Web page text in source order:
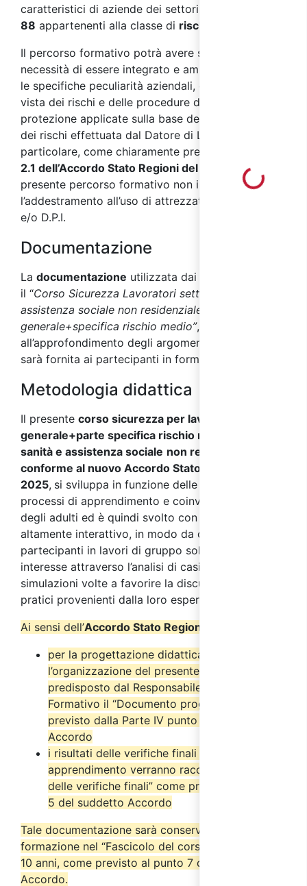
caratteristici di aziende dei settori
88 appartenenti alla classe di rischio medio
Il percorso formativo potrà avere successivamente
necessità di essere integrato e ampliato secondo
le specifiche peculiarità aziendali, dal punto di
vista dei rischi e delle procedure di prevenzione e
protezione applicate sulla base della valutazione
dei rischi effettuata dal Datore di Lavoro. In
particolare, come chiaramente precisato dal
2.1 dell’Accordo Stato Regioni del 17/04/2025
presente percorso formativo non include
l’addestramento all’uso di attrezzature di lavoro
e/o D.P.I.
Documentazione
La documentazione utilizzata dai docenti durante
il “Corso Sicurezza Lavoratori settore sanità e
assistenza sociale non residenziale - parte
generale+specifica rischio medio”, utile
all’approfondimento degli argomenti affrontati,
sarà fornita ai partecipanti in formato digitale.
Metodologia didattica
Il presente corso sicurezza per lavoratori parte
generale+parte specifica rischio medio settore
sanità e assistenza sociale non residenziale,
conforme al nuovo Accordo Stato Regioni
2025, si sviluppa in funzione delle specificità dei
processi di apprendimento e coinvolgimento tipici
degli adulti ed è quindi svolto con metodo
altamente interattivo, in modo da coinvolgere i
partecipanti in lavori di gruppo sollecitando il loro
interesse attraverso l’analisi di casi studio e
simulazioni volte a favorire la discussione su casi
pratici provenienti dalla loro esperienza.
Ai sensi dell’Accordo Stato Regioni del 17/4/2025
per la progettazione didattica e
l’organizzazione del presente corso è stato
predisposto dal Responsabile del Progetto
Formativo il “Documento progettuale” come
previsto dalla Parte IV punto 2.6 del suddetto
Accordo
i risultati delle verifiche finali di
apprendimento verranno raccolti nel “Verbale
delle verifiche finali” come previsto dal punto
5 del suddetto Accordo
Tale documentazione sarà conservata dall’ente di
formazione nel “Fascicolo del corso” per almeno
10 anni, come previsto al punto 7 del suddetto
Accordo.
Loading...